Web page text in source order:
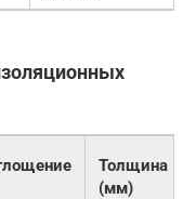
Толщина
(мм)